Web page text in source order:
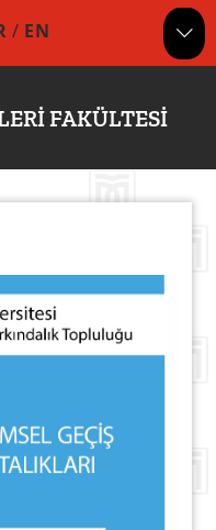
/ EN
FAKÜLTESİ